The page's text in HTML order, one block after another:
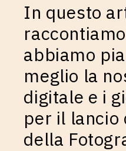
In questo
abbiamo
meglio la
digitale e i
per il lancio
della